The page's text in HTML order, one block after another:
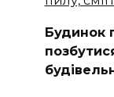
Будинок